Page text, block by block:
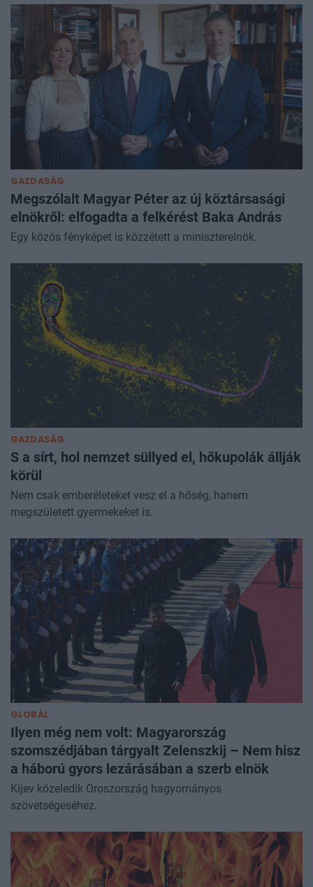
GAZDASÁG
Megszólalt Magyar Péter az új köztársasági
elnökről: elfogadta a felkérést Baka András
Egy közös fényképet is közzétett a miniszterelnök.
GAZDASÁG
S a sírt, hol nemzet süllyed el, hőkupolák állják
körül
Nem csak emberéleteket vesz el a hőség, hanem
megszületett gyermekeket is.
GLOBÁL
Ilyen még nem volt: Magyarország
szomszédjában tárgyalt Zelenszkij – Nem hisz
a háború gyors lezárásában a szerb elnök
Kijev közeledik Oroszország hagyományos
szövetségeséhez.